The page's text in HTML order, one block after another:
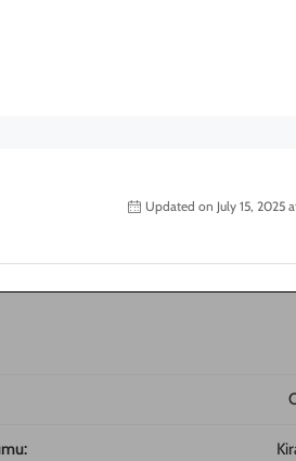
Updated on July 15, 2025